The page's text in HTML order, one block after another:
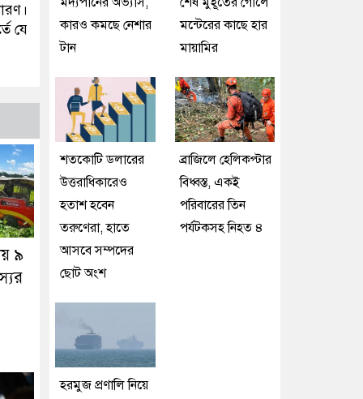
যে
৯
কারও কমছে নেশার
টান
মন্টেরের কাছে হার
মায়ামির
শতকোটি ডলারের
উত্তরাধিকারেও
হতাশ হবেন
তরুণেরা, হাতে
আসবে সম্পদের
ছোট অংশ
ব্রাজিলে হেলিকপ্টার
বিধ্বস্ত, একই
পরিবারের তিন
পর্যটকসহ নিহত ৪
হরমুজ প্রণালি নিয়ে